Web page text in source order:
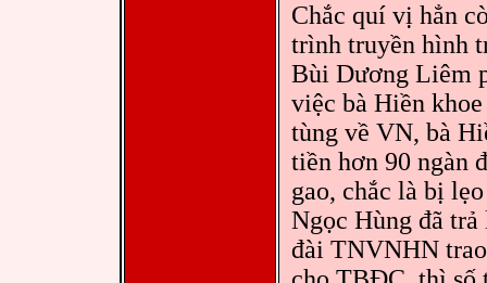
Chắc quí vị hẳn
trình truyền hình
Bùi Dương Liêm
việc bà Hiền
tùng về VN, bà
tiền hơn 90 ngàn
gao, chắc là bị
Ngọc Hùng đã
đài TNVNHN